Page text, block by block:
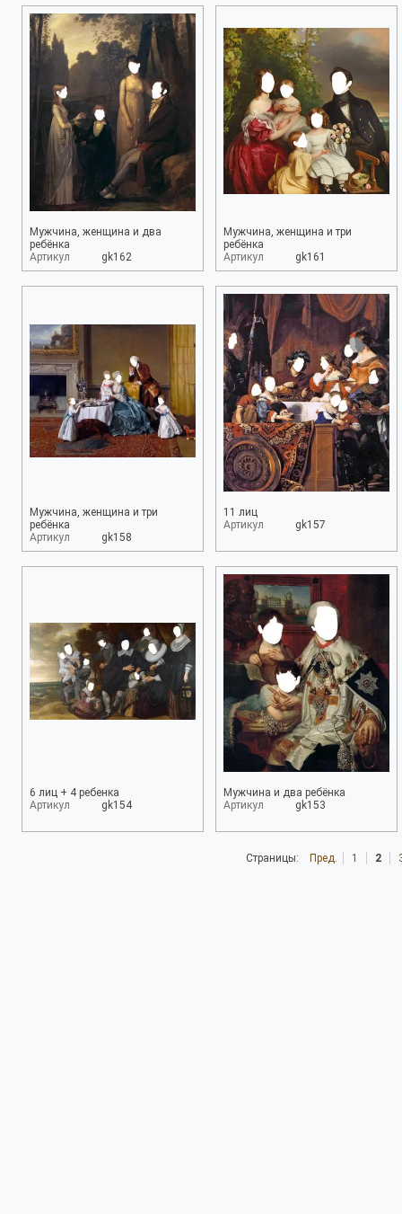
Мужчина, женщина и два
ребёнка
Артикул
gk162
Мужчина, женщина и три
ребёнка
Артикул
gk161
Мужчина, женщина и три
ребёнка
Артикул
gk158
11 лиц
Артикул
gk157
6 лиц + 4 ребенка
Артикул
gk154
Мужчина и два ребёнка
Артикул
gk153
Страницы: Пред. 1 2